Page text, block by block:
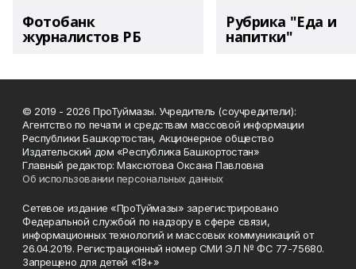
Фотобанк
журналистов РБ
Рубрика "Еда и
напитки"
© 2019 - 2026 ПроТуймазы. Учредитель (соучредители):
Агентство по печати и средствам массовой информации
Республики Башкортостан, Акционерное общество
Издательский дом «Республика Башкортостан»
Главный редактор: Максютова Оксана Павловна
Об использовании персональных данных
Сетевое издание «ПроТуймазы» зарегистрировано
Федеральной службой по надзору в сфере связи,
информационных технологий и массовых коммуникаций от
26.04.2019. Регистрационный номер СМИ ЭЛ № ФС 77-75680.
Запрещено для детей «18+»